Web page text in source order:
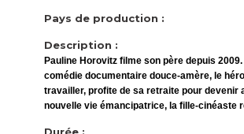
Pays de production :
Description :
Pauline Horovitz filme son père depuis
comédie documentaire douce-amère, le
travailler, profite de sa retraite pour devenir
nouvelle vie émancipatrice, la fille-cinéaste